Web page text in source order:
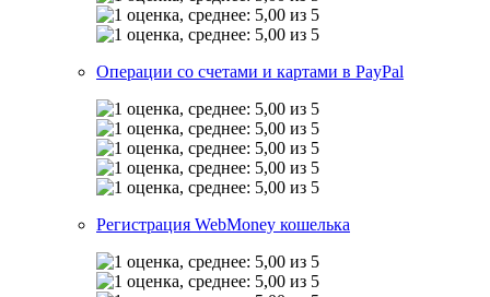
Операции со счетами и картами в PayPal
Регистрация WebMoney кошелька